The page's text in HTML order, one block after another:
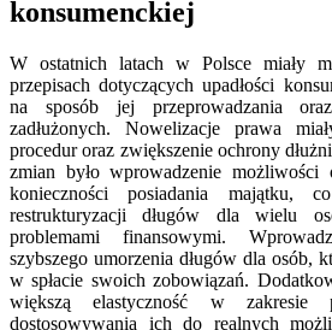
konsumenckiej
W ostatnich latach w Polsce miały
przepisach dotyczących upadłości
na sposób jej przeprowadzania
zadłużonych. Nowelizacje prawa
procedur oraz zwiększenie ochrony
zmian było wprowadzenie możliwości
konieczności posiadania majątku,
restrukturyzacji długów dla wielu
problemami finansowymi.
szybszego umorzenia długów dla osób,
w spłacie swoich zobowiązań.
większą elastyczność w zakresie
dostosowywania ich do realnych